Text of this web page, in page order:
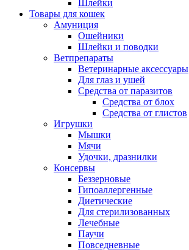
Шлейки
Товары для кошек
Амуниция
Ошейники
Шлейки и поводки
Ветпрепараты
Ветеринарные аксессуары
Для глаз и ушей
Средства от паразитов
Средства от блох
Средства от глистов
Игрушки
Мышки
Мячи
Удочки, дразнилки
Консервы
Беззерновые
Гипоаллергенные
Диетические
Для стерилизованных
Лечебные
Паучи
Повседневные